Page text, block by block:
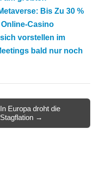
Bis Zu 30 %
Casino
vorstellen im
bald nur noch
In Europa droht die
Stagflation →